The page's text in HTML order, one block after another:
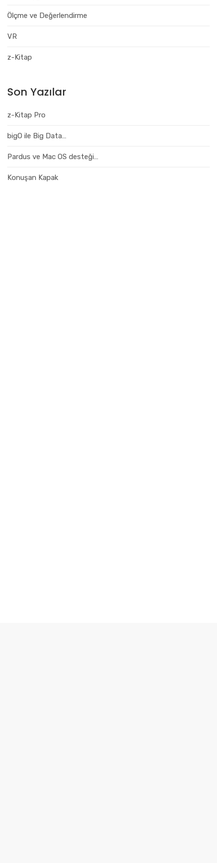
Ölçme ve Değerlendirme
VR
z-Kitap
Son Yazılar
z-Kitap Pro
bigO ile Big Data…
Pardus ve Mac OS desteği…
Konuşan Kapak